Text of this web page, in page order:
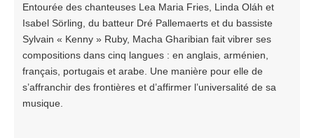
Entourée des chanteuses Lea Maria Fries, Linda Oláh et
Isabel Sörling, du batteur Dré Pallemaerts et du bassiste
Sylvain « Kenny » Ruby, Macha Gharibian fait vibrer ses
compositions dans cinq langues : en anglais, arménien,
français, portugais et arabe. Une manière pour elle de
s’affranchir des frontières et d’affirmer l’universalité de sa
musique.